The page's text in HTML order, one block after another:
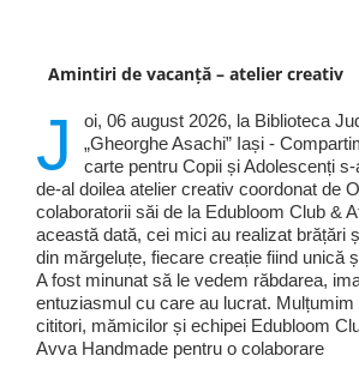
Amintiri de vacanță – atelier creativ
J
oi, 06 august 2026, la Biblioteca
„Gheorghe Asachi” Iași -
carte pentru Copii și Adolescenți
de-al doilea atelier creativ coordonat de
colaboratorii săi de la Edubloom Club &
această dată, cei mici au realizat brățări
din mărgeluțe, fiecare creație fiind unică
A fost minunat să le vedem răbdarea,
entuziasmul cu care au lucrat. Mulțumim
cititori, mămicilor și echipei Edubloom
Avva Handmade pentru o colaborare